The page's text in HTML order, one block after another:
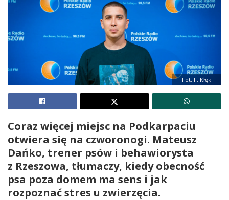
Fot. F. Kłęk
Coraz więcej miejsc na Podkarpaciu
otwiera się na czworonogi. Mateusz
Dańko, trener psów i behawiorysta
z Rzeszowa, tłumaczy, kiedy obecność
psa poza domem ma sens i jak
rozpoznać stres u zwierzęcia.